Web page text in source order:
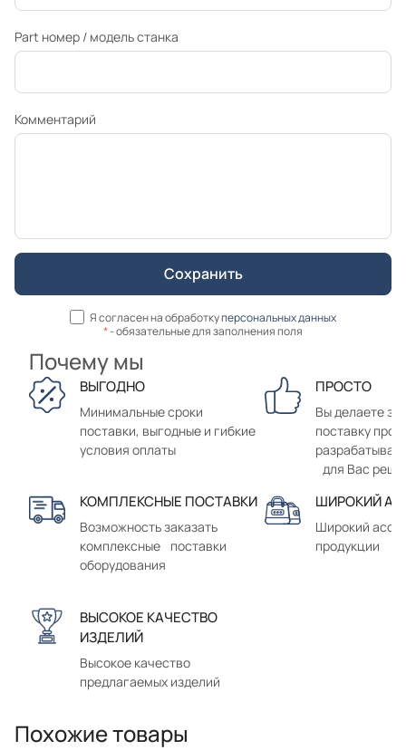
Part номер / модель станка
Комментарий
Я согласен на обработкуперсональных данных
*- обязательные для заполнения поля
Почему мы
ВЫГОДНО
Минимальные сроки
поставки, выгодные и гибкие
условия оплаты
ПРОСТО
Вы делаете
поставку
для Вас
КОМПЛЕКСНЫЕ ПОСТАВКИ
Возможность заказать
комплексные поставки
оборудования
ШИРОКИЙ
Широкий
продукции
ВЫСОКОЕ КАЧЕСТВО
ИЗДЕЛИЙ
Высокое качество
предлагаемых изделий
Похожие товары